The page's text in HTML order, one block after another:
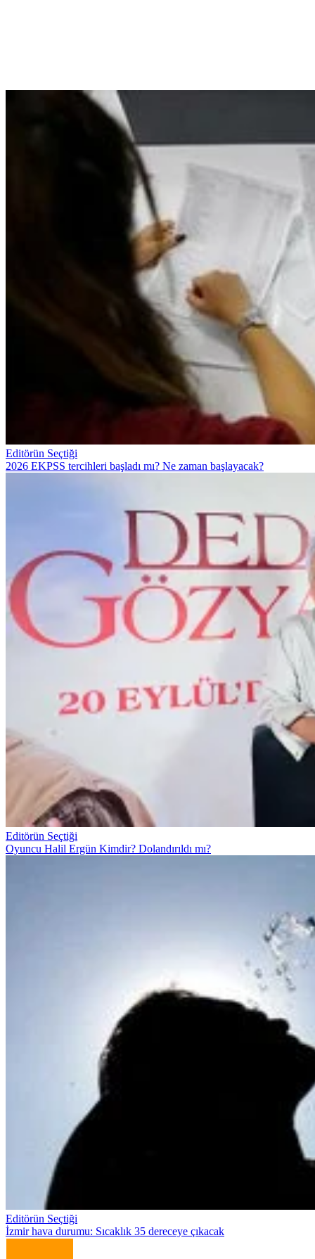
Editörün Seçtiği
2026 EKPSS tercihleri başladı mı? Ne zaman başlayacak?
Editörün Seçtiği
Oyuncu Halil Ergün Kimdir? Dolandırıldı mı?
Editörün Seçtiği
İzmir hava durumu: Sıcaklık 35 dereceye çıkacak